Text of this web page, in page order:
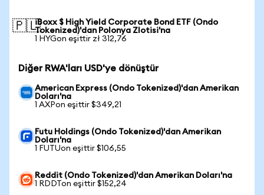
🇵🇱iBoxx $ High Yield Corporate Bond ETF (Ondo
Tokenized)'dan Polonya Zlotisi'na
1 HYGon eşittir zł 312,76
Diğer RWA'ları USD'ye dönüştür
American Express (Ondo Tokenized)'dan Amerikan
Doları'na
1 AXPon eşittir $349,21
Futu Holdings (Ondo Tokenized)'dan Amerikan
Doları'na
1 FUTUon eşittir $106,55
Reddit (Ondo Tokenized)'dan Amerikan Doları'na
1 RDDTon eşittir $152,24